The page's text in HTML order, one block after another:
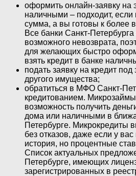
оформить онлайн-заявку на
наличными – подходит,
сумма, а вы готовы к более
Все банки Санкт-
возможного невозврата,
для желающих быстро
взять кредит в банке
подать заявку на кредит
другого имущества;
обратиться в МФО Санкт-
кредитованием. Микрозаймы
возможность получить
дома или наличными в
Петербурге. Микрокредиты
без отказов, даже если у
история, но процентные
Список актуальных
Петербурге, имеющих
зарегистрированных в